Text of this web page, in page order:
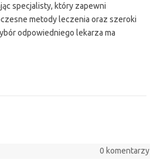
specjalisty, który zapewni
metody leczenia oraz szeroki
odpowiedniego lekarza ma
0 komentarzy